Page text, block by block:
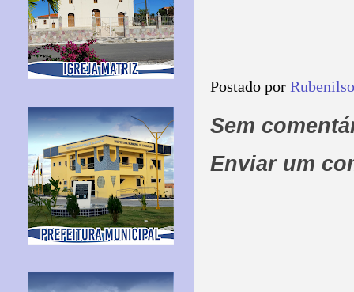
Postado por
Sem
Enviar um